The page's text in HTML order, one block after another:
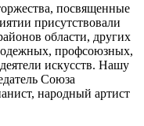
посвященные
присутствовали
области, других
профсоюзных,
искусств. Нашу
Союза
народный артист